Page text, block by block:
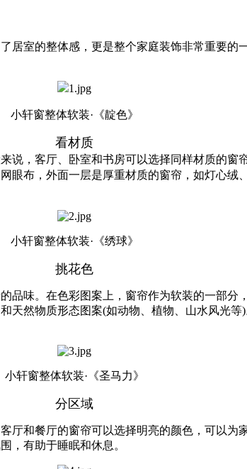
室的整体感，更是整个家庭装饰非常重要的
小轩窗整体软装·《靛色》
看材质
，客厅、卧室和书房可以选择同样材质的窗
眼布，外面一层是厚重材质的窗帘，如灯心
小轩窗整体软装·《绣球》
挑花色
味。在色彩图案上，窗帘作为软装的一部分
然物质形态图案(如动物、植物、山水风光
小轩窗整体软装·《圣马力》
分区域
和餐厅的窗帘可以选择明亮的颜色，可以为
，有助于睡眠和休息。